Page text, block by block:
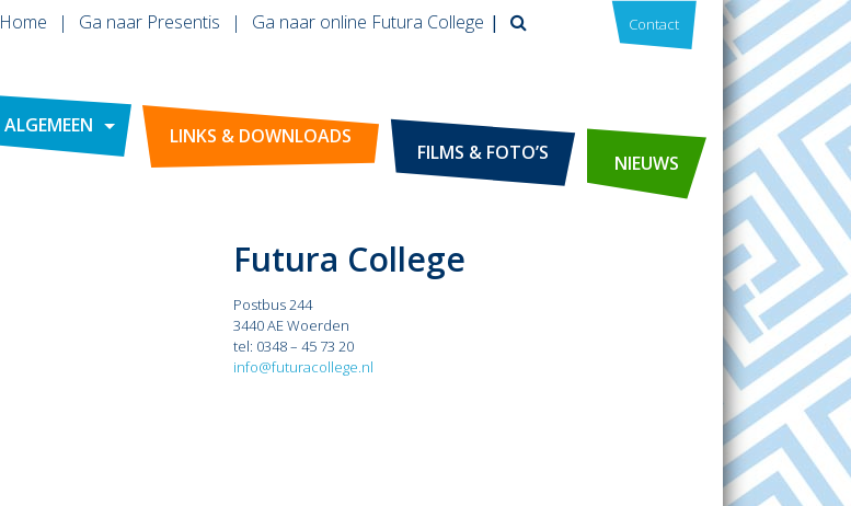
Contact
Home Ga naar Presentis Ga naar online Futura College
ALGEMEEN LINKS & DOWNLOADS
FILMS & FOTO’S NIEUWS
Futura College
Postbus 244
3440 AE Woerden
tel: 0348 – 45 73 20
info@futuracollege.nl